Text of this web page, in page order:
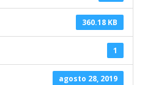
360.18 KB
1
agosto 28, 2019